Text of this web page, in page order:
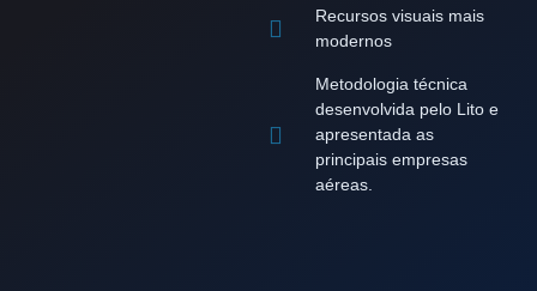
Recursos visuais mais
modernos
Metodologia técnica
desenvolvida pelo Lito e
apresentada as
principais empresas
aéreas.